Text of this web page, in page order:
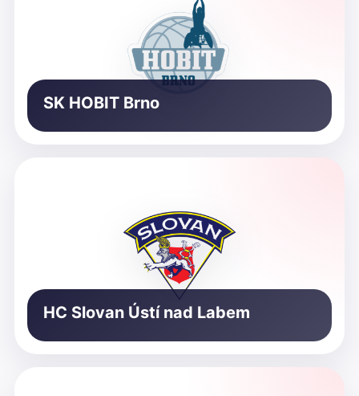
SK HOBIT Brno
HC Slovan Ústí nad Labem